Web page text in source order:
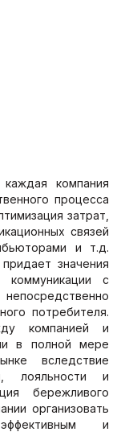
компания
процесса
затрат,
связей
и т.д.
значения
коммуникации с
потребителя.
компанией и
в полной мере
вследствие
лояльности и
бережливого
организовать
и